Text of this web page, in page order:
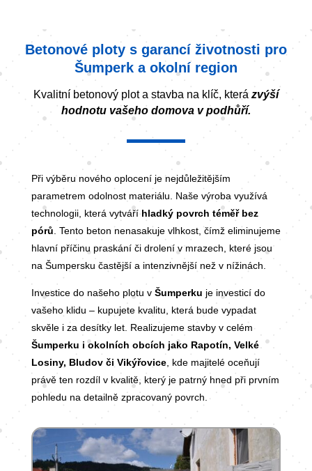
Betonové ploty s garancí životnosti pro
Šumperk a okolní region
Kvalitní betonový plot a stavba na klíč, kterázvýší
hodnotu vašeho domova v podhůří.
Při výběru nového oplocení je nejdůležitějším
parametrem odolnost materiálu. Naše výroba využívá
technologii, která vytváříhladký povrch téměř bez
pórů . Tento beton nenasakuje vlhkost, čímž eliminujeme
hlavní příčinu praskání či drolení v mrazech, které jsou
na Šumpersku častější a intenzivnější než v nížinách.
Investice do našeho plotu v Šumperku je investicí do
vašeho klidu – kupujete kvalitu, která bude vypadat
skvěle i za desítky let. Realizujeme stavby v celém
Šumperku i okolních obcích jako Rapotín, Velké
Losiny, Bludov či Vikýřovice, kde majitelé oceňují
právě ten rozdíl v kvalitě, který je patrný hned při prvním
pohledu na detailně zpracovaný povrch.